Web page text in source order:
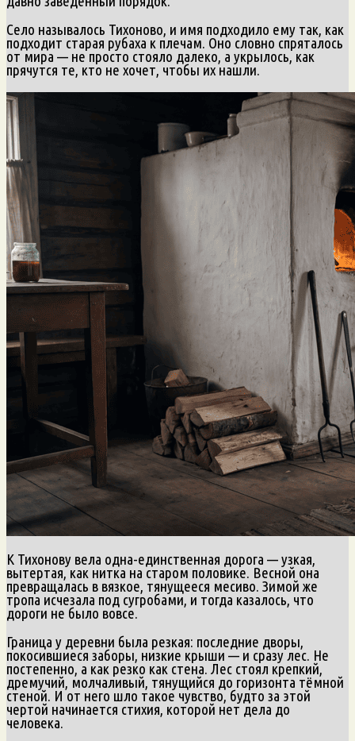
Село называлось Тихоново, и имя подходило ему так, как
подходит старая рубаха к плечам. Оно словно спряталось
от мира — не просто стояло далеко, а укрылось, как
прячутся те, кто не хочет, чтобы их нашли.
К Тихонову вела одна-единственная дорога — узкая,
вытертая, как нитка на старом половике. Весной она
превращалась в вязкое, тянущееся месиво. Зимой же
тропа исчезала под сугробами, и тогда казалось, что
дороги не было вовсе.
Граница у деревни была резкая: последние дворы,
покосившиеся заборы, низкие крыши — и сразу лес. Не
постепенно, а как резко как стена. Лес стоял крепкий,
дремучий, молчаливый, тянущийся до горизонта тёмной
стеной. И от него шло такое чувство, будто за этой
чертой начинается стихия, которой нет дела до
человека.